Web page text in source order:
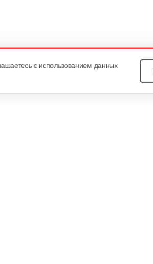
с использованием данных